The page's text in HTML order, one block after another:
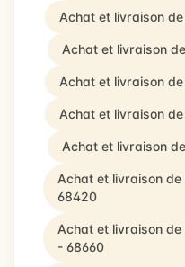
Achat et livraison
Achat et livraison
Achat et livraison
Achat et livraison
Achat et livraison
Achat et livraison
68420
Achat et livraison de
- 68660